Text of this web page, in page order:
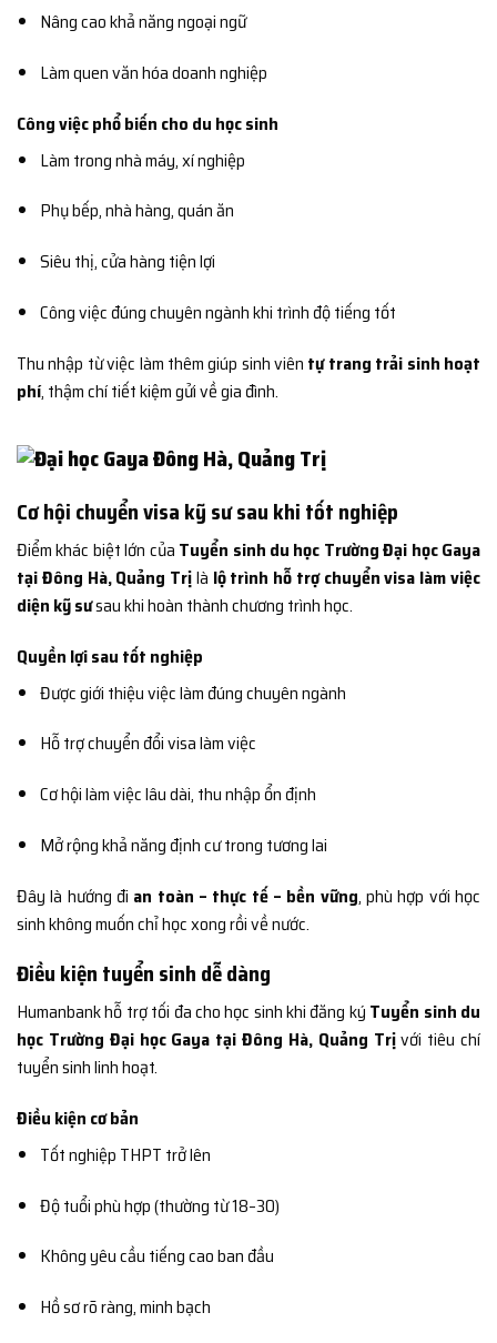
Nâng cao khả năng ngoại ngữ
Làm quen văn hóa doanh nghiệp
Công việc phổ biến cho du học sinh
Làm trong nhà máy, xí nghiệp
Phụ bếp, nhà hàng, quán ăn
Siêu thị, cửa hàng tiện lợi
Công việc đúng chuyên ngành khi trình độ tiếng tốt
Thu nhập từ việc làm thêm giúp sinh viên tự trang trải sinh hoạt
phí, thậm chí tiết kiệm gửi về gia đình.
Cơ hội chuyển visa kỹ sư sau khi tốt nghiệp
Điểm khác biệt lớn của Tuyển sinh du học Trường Đại học Gaya
tại Đông Hà, Quảng Trịlà lộ trình hỗ trợ chuyển visa làm việc
diện kỹ sưsau khi hoàn thành chương trình học.
Quyền lợi sau tốt nghiệp
Được giới thiệu việc làm đúng chuyên ngành
Hỗ trợ chuyển đổi visa làm việc
Cơ hội làm việc lâu dài, thu nhập ổn định
Mở rộng khả năng định cư trong tương lai
Đây là hướng đi an toàn – thực tế – bền vững, phù hợp với học
sinh không muốn chỉ học xong rồi về nước.
Điều kiện tuyển sinh dễ dàng
Humanbank hỗ trợ tối đa cho học sinh khi đăng ký Tuyển sinh du
học Trường Đại học Gaya tại Đông Hà, Quảng Trịvới tiêu chí
tuyển sinh linh hoạt.
Điều kiện cơ bản
Tốt nghiệp THPT trở lên
Độ tuổi phù hợp (thường từ 18–30)
Không yêu cầu tiếng cao ban đầu
Hồ sơ rõ ràng, minh bạch